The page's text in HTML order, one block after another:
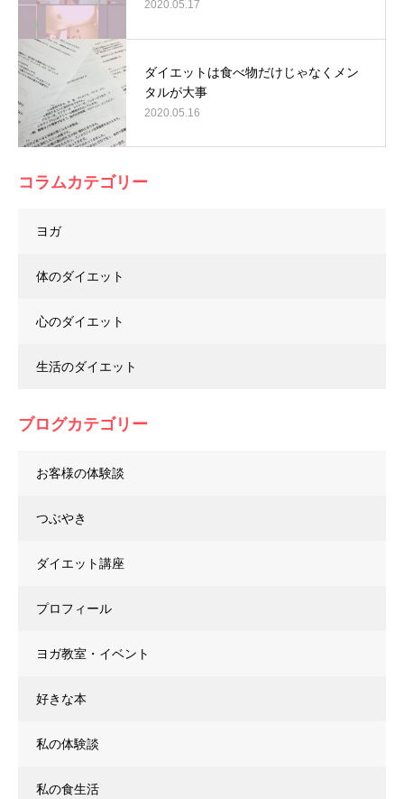
2020.05.17
ダイエットは食べ物だけじゃなくメン
タルが大事
2020.05.16
コラムカテゴリー
ヨガ
体のダイエット
心のダイエット
生活のダイエット
ブログカテゴリー
お客様の体験談
つぶやき
ダイエット講座
プロフィール
ヨガ教室・イベント
好きな本
私の体験談
私の食生活